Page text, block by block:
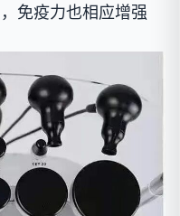
免疫力也相应增强